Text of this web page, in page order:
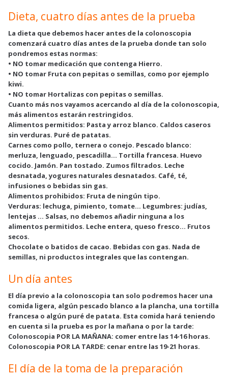
Dieta, cuatro días antes de la prueba
La dieta que debemos hacer antes de la colonoscopia
comenzará cuatro días antes de la prueba donde tan solo
pondremos estas normas:
• NO tomar medicación que contenga Hierro.
• NO tomar Fruta con pepitas o semillas, como por ejemplo
kiwi.
• NO tomar Hortalizas con pepitas o semillas.
Cuanto más nos vayamos acercando al día de la colonoscopia,
más alimentos estarán restringidos.
Alimentos permitidos: Pasta y arroz blanco. Caldos caseros
sin verduras. Puré de patatas.
Carnes como pollo, ternera o conejo. Pescado blanco:
merluza, lenguado, pescadilla… Tortilla francesa. Huevo
cocido. Jamón. Pan tostado. Zumos filtrados. Leche
desnatada, yogures naturales desnatados. Café, té,
infusiones o bebidas sin gas.
Alimentos prohibidos: Fruta de ningún tipo.
Verduras: lechuga, pimiento, tomate… Legumbres: judías,
lentejas … Salsas, no debemos añadir ninguna a los
alimentos permitidos. Leche entera, queso fresco… Frutos
secos.
Chocolate o batidos de cacao. Bebidas con gas. Nada de
semillas, ni productos integrales que las contengan.
Un día antes
El día previo a la colonoscopia tan solo podremos hacer una
comida ligera, algún pescado blanco a la plancha, una tortilla
francesa o algún puré de patata. Esta comida hará teniendo
en cuenta si la prueba es por la mañana o por la tarde:
Colonoscopia POR LA MAÑANA: comer entre las 14-16 horas.
Colonoscopia POR LA TARDE: cenar entre las 19-21 horas.
El día de la toma de la preparación